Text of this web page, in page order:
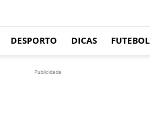
DESPORTO DICAS FUTEBOL
Publicidade